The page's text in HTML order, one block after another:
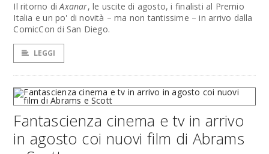
Il ritorno diAxanar, le uscite di agosto, i finalisti al Premio
Italia e un po' di novità – ma non tantissime – in arrivo dalla
ComicCon di San Diego.
LEGGI
Fantascienza cinema e tv in arrivo
in agosto coi nuovi film di Abrams